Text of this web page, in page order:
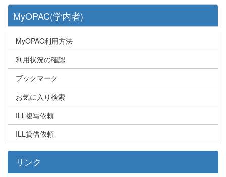
MyOPAC(学内者)
MyOPAC利用方法
利用状況の確認
ブックマーク
お気に入り検索
ILL複写依頼
ILL貸借依頼
リンク